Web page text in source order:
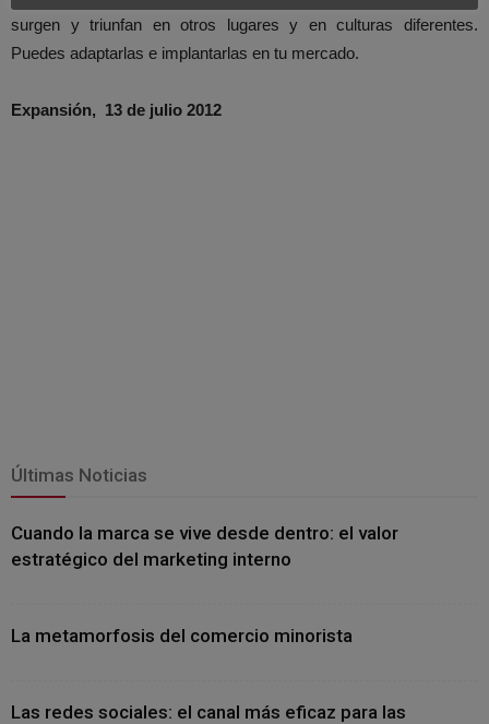
surgen y triunfan en otros lugares y en culturas diferentes.
Puedes adaptarlas e implantarlas en tu mercado.
Expansión, 13 de julio 2012
Últimas Noticias
Cuando la marca se vive desde dentro: el valor
estratégico del marketing interno
La metamorfosis del comercio minorista
Las redes sociales: el canal más eficaz para las